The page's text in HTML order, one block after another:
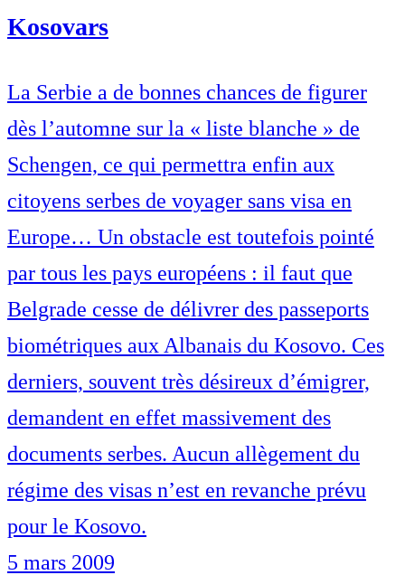
Kosovars
La Serbie a de bonnes chances de figurer
dès l’automne sur la « liste blanche » de
Schengen, ce qui permettra enfin aux
citoyens serbes de voyager sans visa en
Europe… Un obstacle est toutefois pointé
par tous les pays européens : il faut que
Belgrade cesse de délivrer des passeports
biométriques aux Albanais du Kosovo. Ces
derniers, souvent très désireux d’émigrer,
demandent en effet massivement des
documents serbes. Aucun allègement du
régime des visas n’est en revanche prévu
pour le Kosovo.
5 mars 2009